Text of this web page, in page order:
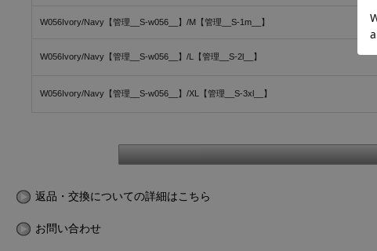
W056Ivory/Navy【管理__S-w056__】/M【管理__S-1m__】
W056Ivory/Navy【管理__S-w056__】/L【管理__S-2l__】
W056Ivory/Navy【管理__S-w056__】/XL【管理__S-3xl__】
返品・交換についての詳細はこちら
お問い合わせ